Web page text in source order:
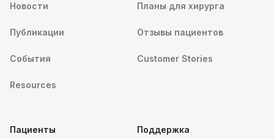
Новости
Публикации
События
Resources
Планы для хирурга
Отзывы пациентов
Customer Stories
Пациенты
Поддержка